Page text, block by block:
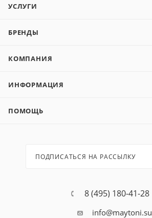
УСЛУГИ
БРЕНДЫ
КОМПАНИЯ
ИНФОРМАЦИЯ
ПОМОЩЬ
ПОДПИСАТЬСЯ НА РАССЫЛКУ
8 (495) 180-41-28
info@maytoni.su